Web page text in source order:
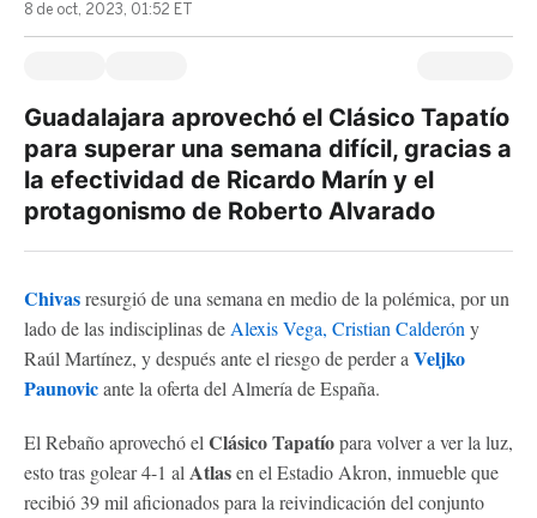
8 de oct, 2023, 01:52 ET
Guadalajara aprovechó el Clásico Tapatío
para superar una semana difícil, gracias a
la efectividad de Ricardo Marín y el
protagonismo de Roberto Alvarado
Chivasresurgió de una semana en medio de la polémica, por un
lado de las indisciplinas de Alexis Vega, Cristian Calderón y
Raúl Martínez, y después ante el riesgo de perder a Veljko
Paunovicante la oferta del Almería de España.
El Rebaño aprovechó el Clásico Tapatíopara volver a ver la luz,
esto tras golear 4-1 al Atlasen el Estadio Akron, inmueble que
recibió 39 mil aficionados para la reivindicación del conjunto